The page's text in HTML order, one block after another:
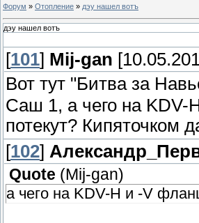
Форум » Отопление » дэу нашел вотъ
дэу нашел вотъ
[101] Mij-gan
Вот тут "Битва за
Саш 1, а чего на KDV-
потекут? Кипяточком
[102]
Quote (Mij-gan)
а чего на KDV-H и -V